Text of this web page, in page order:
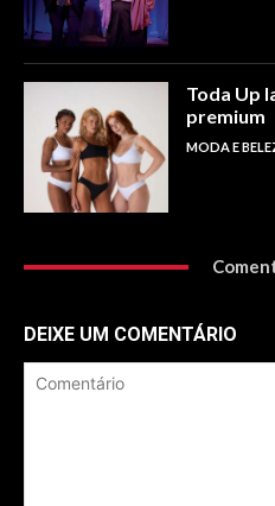
Toda Up
premium
MODA E
DEIXE UM COMENTÁRIO